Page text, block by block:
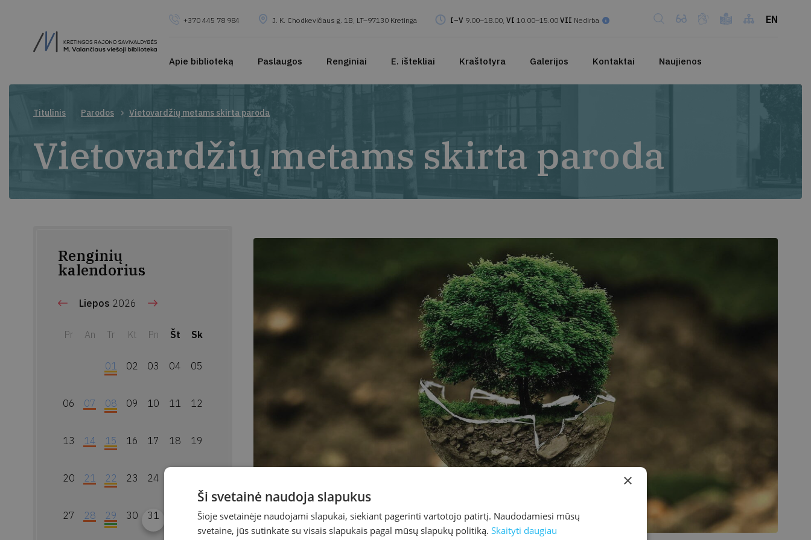
+370 445 78 984 J. K. Chodkevičiaus g. 1B, LT–97130 Kretinga I–V 9.00–18.00, VI 10.00–15.00 VII Nedirba EN
Apie biblioteką Paslaugos Renginiai E. ištekliai Kraštotyra Galerijos Kontaktai Naujienos
Titulinis Parodos Vietovardžių metams skirta paroda
Vietovardžių metams skirta paroda
Renginių
kalendorius
Liepos 2026
Pr An Tr Kt Pn Št Sk
01 02 03 04 05
06 07 08 09 10 11 12
13 14 15 16 17 18 19
20 21 22 23 24
27 28 29 30 31
×
Ši svetainė naudoja slapukus
Šioje svetainėje naudojami slapukai, siekiant pagerinti vartotojo patirtį. Naudodamiesi mūsų
svetaine, jūs sutinkate su visais slapukais pagal mūsų slapukų politiką. Skaityti daugiau